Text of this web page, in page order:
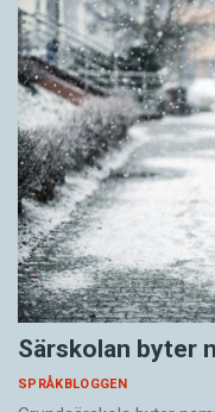
Särskolan byter
SPRÅKBLOGGEN